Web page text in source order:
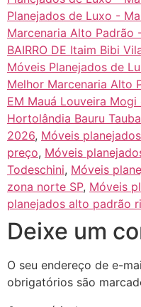
Planejados de Luxo -
Marcenaria Alto Padrão
BAIRRO DE Itaim Bibi
Móveis Planejados de
Melhor Marcenaria Alto
EM Mauá Louveira
Hortolândia Bauru
2026, Móveis
preço, Móveis
Todeschini, Móveis
zona norte SP, Móveis
planejados alto padrão
Deixe um
O seu endereço de e-
obrigatórios são